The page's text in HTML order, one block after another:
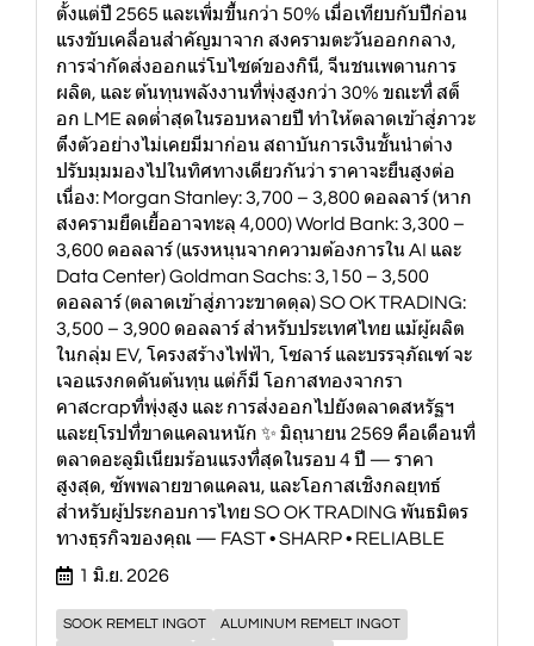
ตั้งแต่ปี 2565 และเพิ่มขึ้นกว่า 50% เมื่อเทียบกับปีก่อน
แรงขับเคลื่อนสำคัญมาจาก สงครามตะวันออกกลาง,
การจำกัดส่งออกแร่โบไซต์ของกินี, จีนชนเพดานการ
ผลิต, และ ต้นทุนพลังงานที่พุ่งสูงกว่า 30% ขณะที่ สต็
อก LME ลดต่ำสุดในรอบหลายปี ทำให้ตลาดเข้าสู่ภาวะ
ตึงตัวอย่างไม่เคยมีมาก่อน สถาบันการเงินชั้นนำต่าง
ปรับมุมมองไปในทิศทางเดียวกันว่า ราคาจะยืนสูงต่อ
เนื่อง: Morgan Stanley: 3,700 – 3,800 ดอลลาร์ (หาก
สงครามยืดเยื้ออาจทะลุ 4,000) World Bank: 3,300 –
3,600 ดอลลาร์ (แรงหนุนจากความต้องการใน AI และ
Data Center) Goldman Sachs: 3,150 – 3,500
ดอลลาร์ (ตลาดเข้าสู่ภาวะขาดดุล) SO OK TRADING:
3,500 – 3,900 ดอลลาร์ สำหรับประเทศไทย แม้ผู้ผลิต
ในกลุ่ม EV, โครงสร้างไฟฟ้า, โซลาร์ และบรรจุภัณฑ์ จะ
เจอแรงกดดันต้นทุน แต่ก็มี โอกาสทองจากรา
คาสcrapที่พุ่งสูง และ การส่งออกไปยังตลาดสหรัฐฯ
และยุโรปที่ขาดแคลนหนัก ✨ มิถุนายน 2569 คือเดือนที่
ตลาดอะลูมิเนียมร้อนแรงที่สุดในรอบ 4 ปี — ราคา
สูงสุด, ซัพพลายขาดแคลน, และโอกาสเชิงกลยุทธ์
สำหรับผู้ประกอบการไทย SO OK TRADING พันธมิตร
ทางธุรกิจของคุณ — FAST • SHARP • RELIABLE
1 มิ.ย. 2026
SOOK REMELT INGOT
ALUMINUM REMELT INGOT